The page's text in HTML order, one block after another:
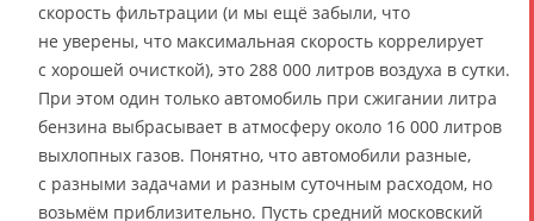
скорость фильтрации (и мы ещё забыли, что
не уверены, что максимальная скорость коррелирует
с хорошей очисткой), это 288 000 литров воздуха в сутки.
При этом один только автомобиль при сжигании литра
бензина выбрасывает в атмосферу около 16 000 литров
выхлопных газов. Понятно, что автомобили разные,
с разными задачами и разным суточным расходом, но
возьмём приблизительно. Пусть средний московский